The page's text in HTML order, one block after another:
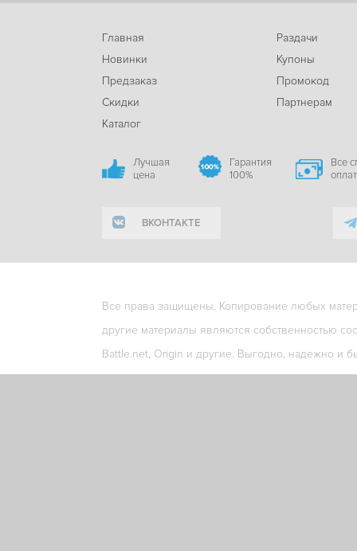
Главная
Новинки
Предзаказ
Скидки
Каталог
Раздачи
Купоны
Промокод
Партнерам
Лучшая
цена
Гарантия
100%
Все
ВКОНТАКТЕ
Все права защищены. Копирование любых
другие материалы являются собственностью
Battle.net, Origin и другие. Выгодно, надежно и